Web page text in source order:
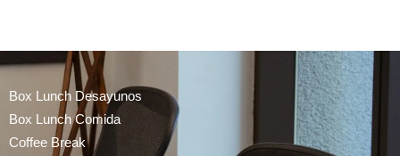
Box Lunch Desayunos
Box Lunch Comida
Coffee Break